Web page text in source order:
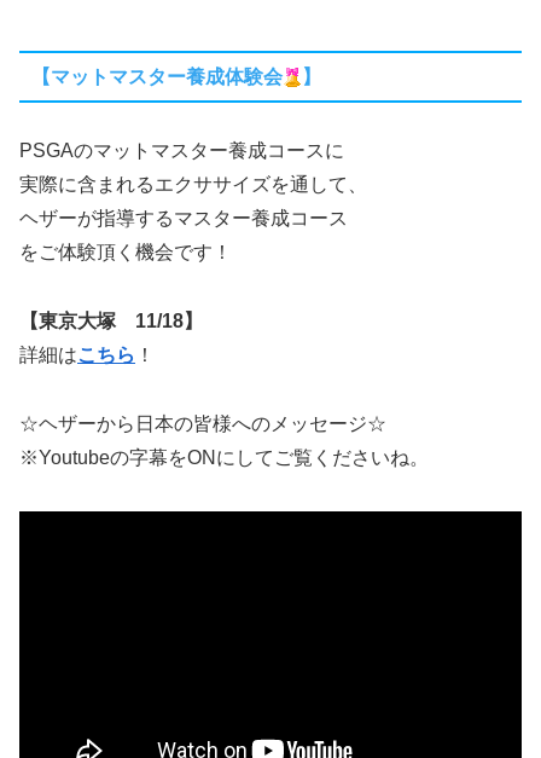
【マットマスター養成体験会 】
PSGAのマットマスター養成コースに
実際に含まれるエクササイズを通して、
ヘザーが指導するマスター養成コース
をご体験頂く機会です！
【東京大塚 11/18】
詳細はこちら ！
☆ヘザーから日本の皆様へのメッセージ☆
※Youtubeの字幕をONにしてご覧くださいね。